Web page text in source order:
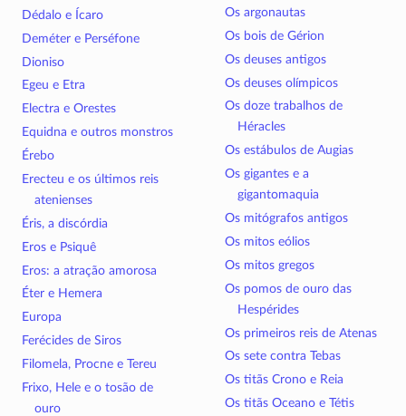
Dédalo e Ícaro
Deméter e Perséfone
Dioniso
Egeu e Etra
Electra e Orestes
Equidna e outros monstros
Érebo
Erecteu e os últimos reis
atenienses
Éris, a discórdia
Eros e Psiquê
Eros: a atração amorosa
Éter e Hemera
Europa
Ferécides de Siros
Filomela, Procne e Tereu
Frixo, Hele e o tosão de
ouro
Os argonautas
Os bois de Gérion
Os deuses antigos
Os deuses olímpicos
Os doze trabalhos de
Héracles
Os estábulos de Augias
Os gigantes e a
gigantomaquia
Os mitógrafos antigos
Os mitos eólios
Os mitos gregos
Os pomos de ouro das
Hespérides
Os primeiros reis de Atenas
Os sete contra Tebas
Os titãs Crono e Reia
Os titãs Oceano e Tétis